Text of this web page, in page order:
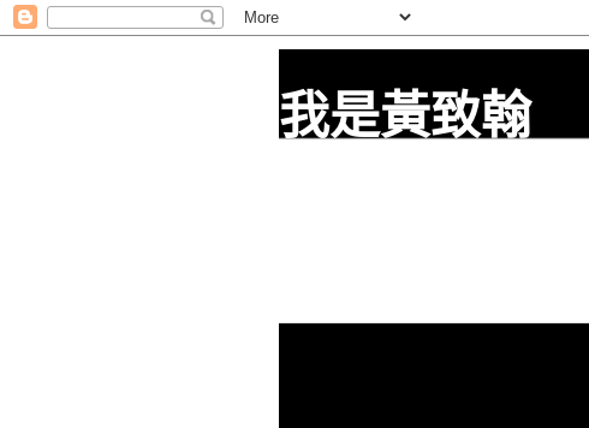
我是黃致翰